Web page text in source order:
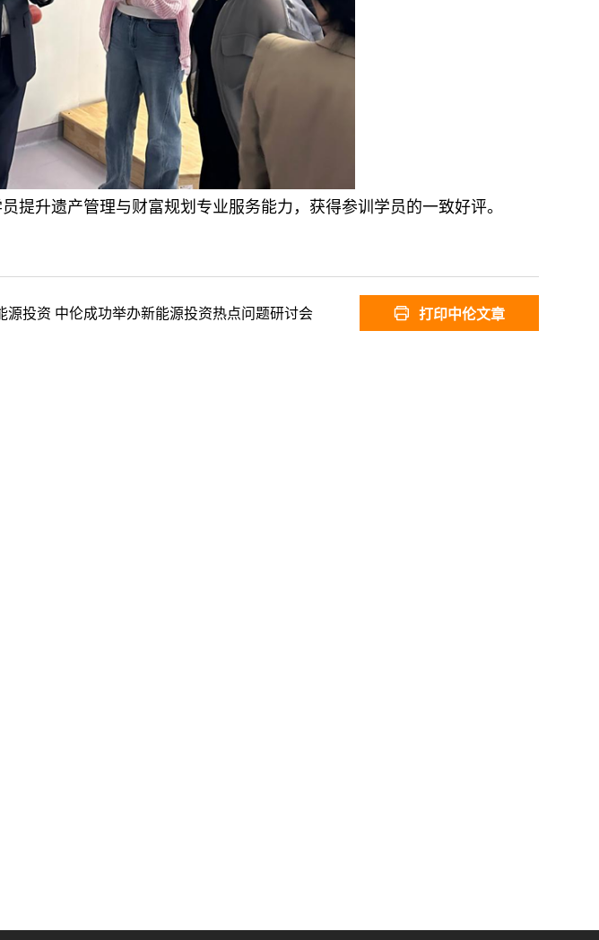
提升遗产管理与财富规划专业服务能力，获得参训学员的一致好评。
源投资 中伦成功举办新能源投资热点问题研讨会 打印中伦文章